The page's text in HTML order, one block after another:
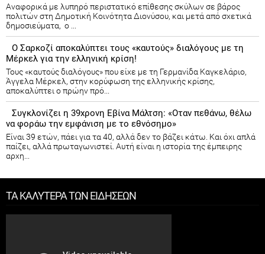
Αναφορικά με λυπηρό περιστατικό επίθεσης σκύλων σε βάρος
πολιτών στη Δημοτική Κοινότητα Διονύσου, και μετά από σχετικά
δημοσιεύματα, ο ...
Ο Σαρκοζί αποκαλύπτει τους «καυτούς» διαλόγους με τη
Μέρκελ για την ελληνική κρίση!
Τους «καυτούς διαλόγους» που είχε με τη Γερμανίδα Καγκελάριο,
Άγγελα Μέρκελ, στην κορύφωση της ελληνικής κρίσης,
αποκαλύπτει ο πρώην πρό...
Συγκλονίζει η 39χρονη Εβίνα Μάλτση: «Οταν πεθάνω, θέλω
να φοράω την εμφάνιση με το εθνόσημο»
Είναι 39 ετών, πάει για τα 40, αλλά δεν το βάζει κάτω. Και όχι απλά
παίζει, αλλά πρωταγωνιστεί. Αυτή είναι η ιστορία της έμπειρης
αρχη...
ΤΑ ΚΑΛΥΤΕΡΑ ΤΩΝ ΕΙΔΗΣΕΩΝ